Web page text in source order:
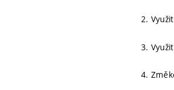
2.
3.
4.